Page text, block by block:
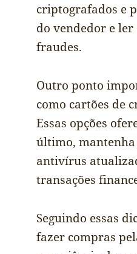
criptografados e
do vendedor e
fraudes.
Outro ponto
como cartões de
Essas opções
último,
antivírus
transações
Seguindo essas
fazer compras